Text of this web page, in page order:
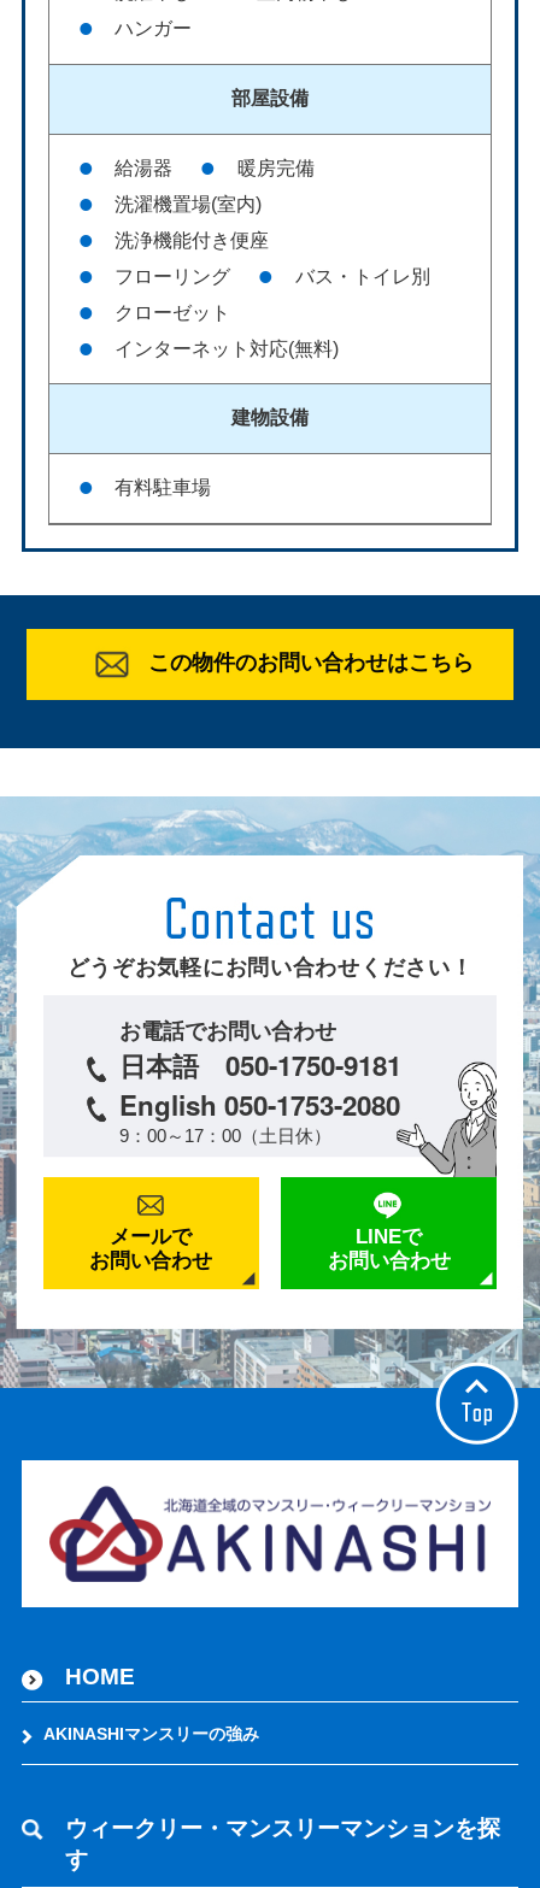
ハンガー
部屋設備
給湯器
暖房完備
洗濯機置場(室内)
洗浄機能付き便座
フローリング
バス・トイレ別
クローゼット
インターネット対応(無料)
建物設備
有料駐車場
この物件のお問い合わせはこちら
どうぞお気軽にお問い合わせください！
お電話でお問い合わせ
日本語 050-1750-9181
English 050-1753-2080
9：00～17：00（土日休）
メールで
お問い合わせ
LINEで
お問い合わせ
HOME
AKINASHIマンスリーの強み
ウィークリー・マンスリーマンションを探
す